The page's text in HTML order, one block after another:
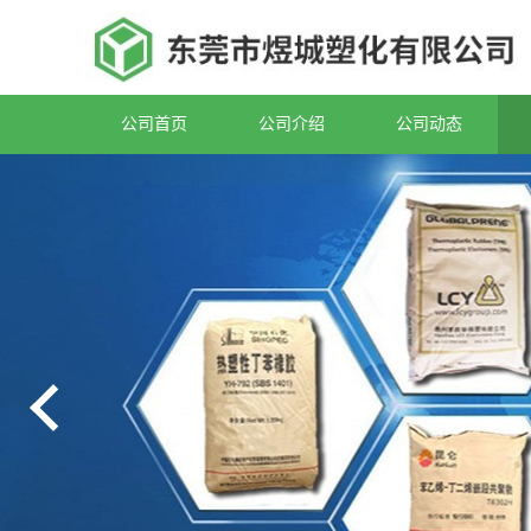
公司首页 公司介绍 公司动态